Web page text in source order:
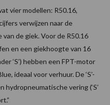
vier modellen: R50.16,
verwijzen naar de
de giek. Voor de R50.16
en een giekhoogte van 16
‘S’) hebben een FPT-motor
ideaal voor verhuur. De ‘S’-
hydropneumatische vering (‘S’